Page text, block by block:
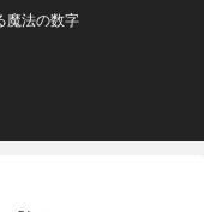
魔法の数字